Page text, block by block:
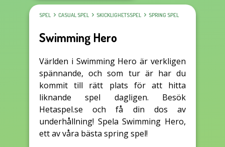
SPEL CASUAL SPEL SKICKLIGHETSSPEL SPRING SPEL
Swimming Hero
Världen i Swimming Hero är verkligen
spännande, och som tur är har du
kommit till rätt plats för att hitta
liknande spel dagligen. Besök
Hetaspel.se och få din dos av
underhållning! Spela Swimming Hero,
ett av våra bästa spring spel!